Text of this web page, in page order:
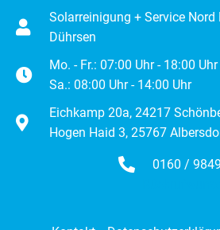
Solarreinigung + Service
Dührsen
Mo. - Fr.: 07:00 Uhr - 18:00 Uhr
Sa.: 08:00 Uhr - 14:00 Uhr
Eichkamp 20a, 24217
Hogen Haid 3, 25767
0160 /